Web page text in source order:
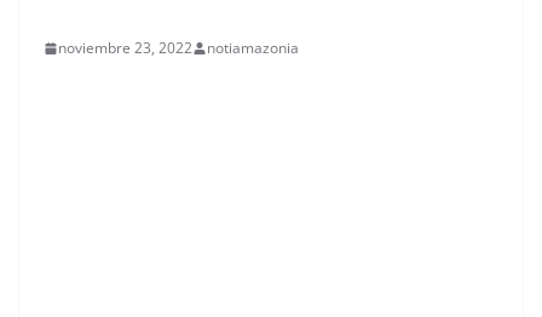
noviembre 23, 2022 notiamazonia